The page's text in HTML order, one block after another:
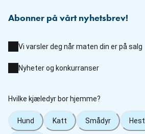
Abonner på vårt nyhetsbrev!
Vi varsler deg når maten din er på salg
Nyheter og konkurranser
Hvilke kjæledyr bor hjemme?
Hund Katt Smådyr Hest